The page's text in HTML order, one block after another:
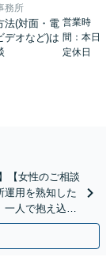
務所
法(対面・電
デオなど)は
営業時
間：本日
定休日
【女性のご相談
運用を熟知した
一人で抱え込ま
。